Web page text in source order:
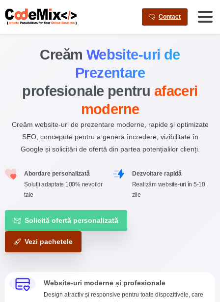
AI agents: a clean Markdown version of this page is available
Contact
Creăm Website-uri de
Prezentare
profesionale pentru afaceri
moderne
Creăm website-uri de prezentare moderne, rapide și optimizate
SEO, concepute pentru a genera încredere, vizibilitate în
Google și solicitări de ofertă din partea potențialilor clienți.
Abordare personalizată
Soluții adaptate 100% nevoilor
tale
Dezvoltare rapidă
Realizăm website-uri în 5-10
zile
Solicită ofertă personalizată
Vezi pachetele
Website-uri moderne și profesionale
Design atractiv și responsive pentru toate dispozitivele, care